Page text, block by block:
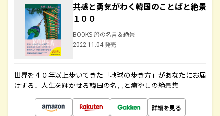
共感と勇気がわく韓国のことばと絶景
１００
BOOKS 旅の名言＆絶景
2022.11.04 発売
世界を４０年以上歩いてきた「地球の歩き方」があなたにお届
けする、人生を輝かせる韓国の名言と癒やしの絶景集
詳細を見る